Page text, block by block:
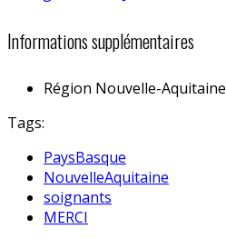
Informations supplémentaires
Région Nouvelle-Aquitaine
Tags:
PaysBasque
NouvelleAquitaine
soignants
MERCI